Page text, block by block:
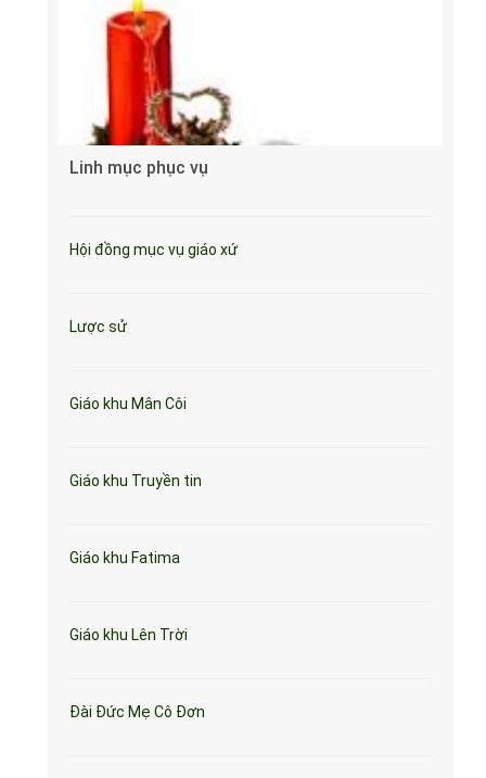
Linh mục phục vụ
Hội đồng mục vụ giáo xứ
Lược sử
Giáo khu Mân Côi
Giáo khu Truyền tin
Giáo khu Fatima
Giáo khu Lên Trời
Đài Đức Mẹ Cô Đơn